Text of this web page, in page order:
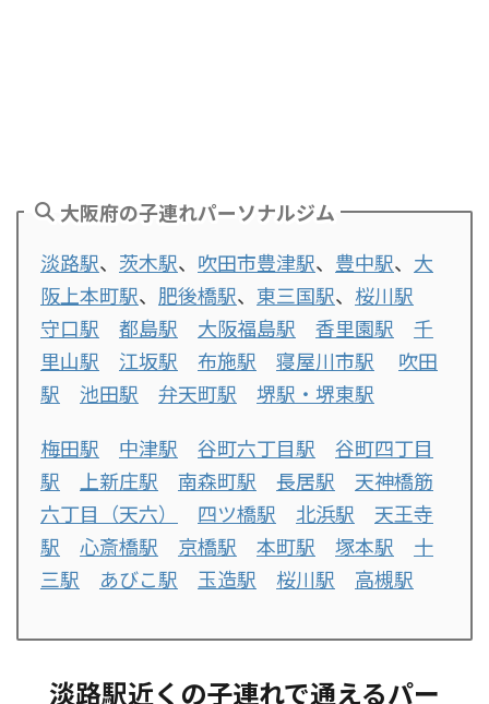
大阪府の子連れパーソナルジム
淡路駅、 茨木駅、 吹田市豊津駅、 豊中駅、 大
阪上本町駅、 肥後橋駅、 東三国駅、 桜川駅
守口駅
都島駅 大阪福島駅 香里園駅
千
里山駅
江坂駅 布施駅 寝屋川市駅
吹田
駅
池田駅 弁天町駅
堺駅・堺東駅
梅田駅
中津駅 谷町六丁目駅
谷町四丁目
駅
上新庄駅 南森町駅 長居駅
天神橋筋
六丁目（天六）
四ツ橋駅 北浜駅
天王寺
駅
心斎橋駅 京橋駅 本町駅 塚本駅
十
三駅
あびこ駅 玉造駅 桜川駅 高槻駅
淡路駅近くの子連れで通えるパー